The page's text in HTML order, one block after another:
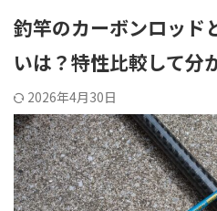
釣竿のカーボンロッド
いは？特性比較して分
2026年4月30日